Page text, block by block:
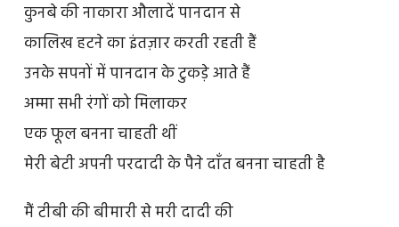
कुनबे की नाकारा औलादें पानदान से
कालिख हटने का इंतज़ार करती रहती हैं
उनके सपनों में पानदान के टुकड़े आते हैं
अम्मा सभी रंगों को मिलाकर
एक फूल बनना चाहती थीं
मेरी बेटी अपनी परदादी के पैने दाँत बनना चाहती है
मैं टीबी की बीमारी से मरी दादी की